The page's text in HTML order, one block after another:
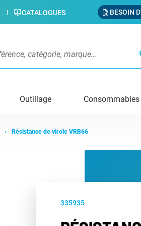
CATALOGUES BESOIN
Outillage Consommables
Résistance de virole VRB66
335935